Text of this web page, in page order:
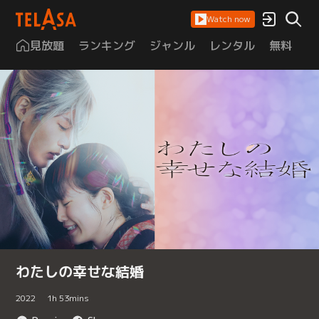
Watch now
見放題 ランキング ジャンル レンタル 無料
わたしの幸せな結婚
2022 1h 53mins